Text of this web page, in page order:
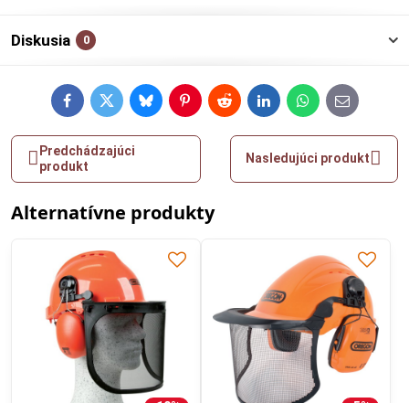
Diskusia 0
FacebookTwitterBlueskyPinterestRedditLinkedInWhatsApp
E-
mail
Predchádzajúci
produkt
Nasledujúci produkt
Alternatívne produkty